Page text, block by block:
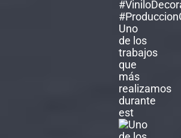
Uno
de los
trabajos
que
más
realizamos
durante
est